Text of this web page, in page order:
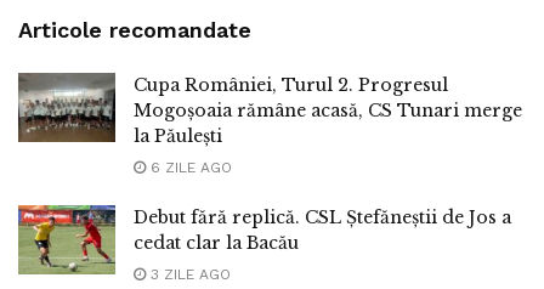
Articole recomandate
Cupa României, Turul 2. Progresul
Mogoșoaia rămâne acasă, CS Tunari merge
la Păulești
6 ZILE AGO
Debut fără replică. CSL Ștefăneștii de Jos a
cedat clar la Bacău
3 ZILE AGO